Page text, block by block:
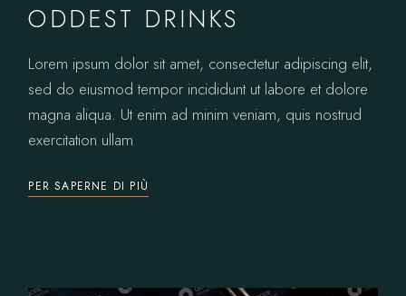
ODDEST DRINKS
Lorem ipsum dolor sit amet, consectetur adipiscing elit,
sed do eiusmod tempor incididunt ut labore et dolore
magna aliqua. Ut enim ad minim veniam, quis nostrud
exercitation ullam
PER SAPERNE DI PIÙ